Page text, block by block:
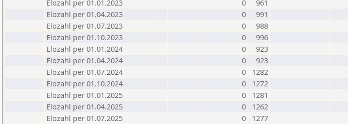
Elozahl per 01.01.2023
0
961
Elozahl per 01.04.2023
0
991
Elozahl per 01.07.2023
0
988
Elozahl per 01.10.2023
0
996
Elozahl per 01.01.2024
0
923
Elozahl per 01.04.2024
0
923
Elozahl per 01.07.2024
0
1282
Elozahl per 01.10.2024
0
1272
Elozahl per 01.01.2025
0
1281
Elozahl per 01.04.2025
0
1262
Elozahl per 01.07.2025
0
1277